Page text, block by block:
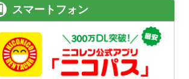
スマートフォン